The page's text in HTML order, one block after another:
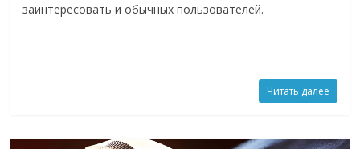
заинтересовать и обычных пользователей.
Читать далее